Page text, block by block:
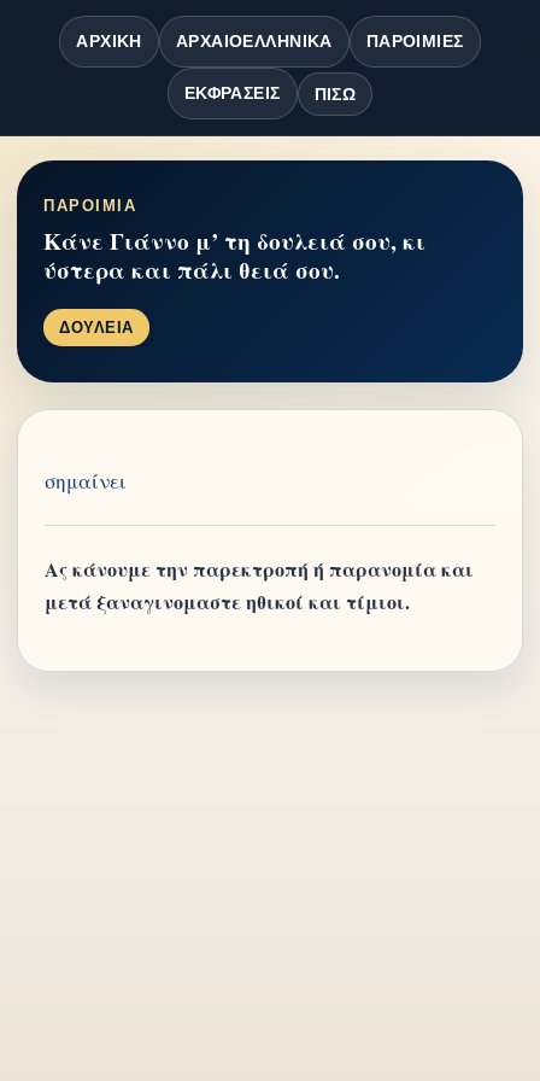
ΑΡΧΙΚΉ ΑΡΧΑΙΟΕΛΛΗΝΙΚΆ ΠΑΡΟΙΜΊΕΣ
ΕΚΦΡΆΣΕΙΣ ΠΊΣΩ
ΠΑΡΟΙΜΙΑ
Κάνε Γιάννο μ’ τη δουλειά σου, κι
ύστερα και πάλι θειά σου.
ΔΟΥΛΕΙΑ
σημαίνει
Ας κάνουμε την παρεκτροπή ή παρανομία και
μετά ξαναγινομαστε ηθικοί και τίμιοι.